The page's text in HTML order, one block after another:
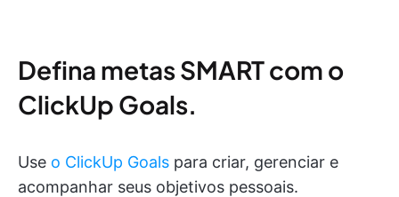
Defina metas SMART com o
ClickUp Goals.
Use o ClickUp Goals para criar, gerenciar e
acompanhar seus objetivos pessoais.